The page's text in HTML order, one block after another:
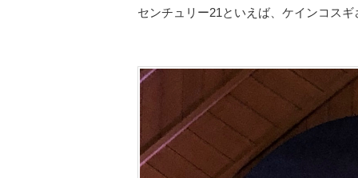
センチュリー21といえば、ケインコスギ